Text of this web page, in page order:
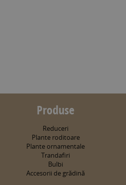
Produse
Reduceri
Plante roditoare
Plante ornamentale
Trandafiri
Bulbi
Accesorii de grădină